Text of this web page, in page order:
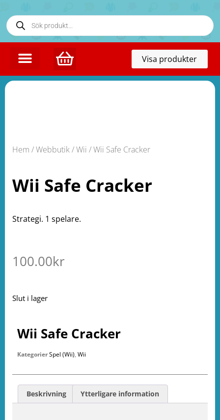
Visa produkter
Hem /Webbutik/Wii / Wii Safe Cracker
Wii Safe Cracker
Strategi. 1 spelare.
100.00kr
Slut i lager
Wii Safe Cracker
KategorierSpel (Wii), Wii
Beskrivning Ytterligare information